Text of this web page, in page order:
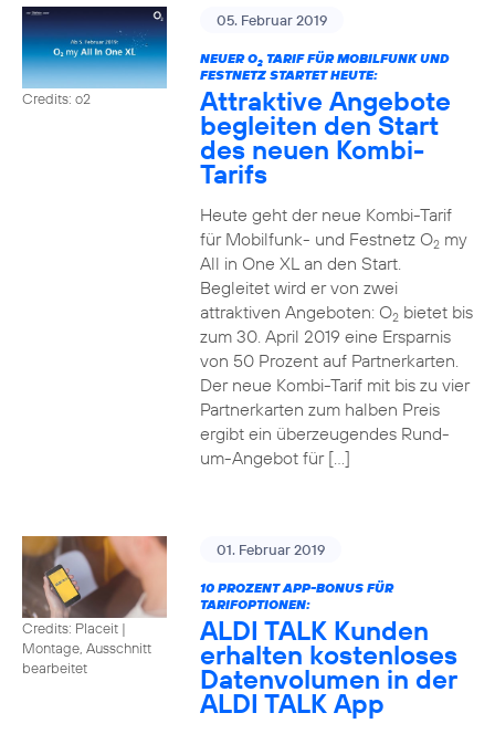
Credits: o2
05. Februar 2019
NEUER O2TARIF FÜR MOBILFUNK UND
FESTNETZ STARTET HEUTE:
Attraktive Angebote
begleiten den Start
des neuen Kombi-
Tarifs
Heute geht der neue Kombi-Tarif
für Mobilfunk- und Festnetz O2my
All in One XL an den Start.
Begleitet wird er von zwei
attraktiven Angeboten: O2bietet bis
zum 30. April 2019 eine Ersparnis
von 50 Prozent auf Partnerkarten.
Der neue Kombi-Tarif mit bis zu vier
Partnerkarten zum halben Preis
ergibt ein überzeugendes Rund-
um-Angebot für […]
Credits: Placeit |
Montage, Ausschnitt
bearbeitet
01. Februar 2019
10 PROZENT APP-BONUS FÜR
TARIFOPTIONEN:
ALDI TALK Kunden
erhalten kostenloses
Datenvolumen in der
ALDI TALK App